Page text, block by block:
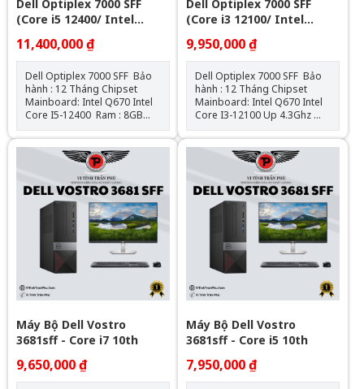
Dell Optiplex 7000 SFF
(Core i5 12400/ Intel
Q670/ 8GB/ 256GB SSD)
11,400,000 ₫
Dell Optiplex 7000 SFF Bảo
hành : 12 Tháng Chipset
Mainboard: Intel Q670 Intel
Core I5-12400 Ram : 8GB
DDR4 SSD : 256GB VGA: Đồ
họa HD Intel® 730 Hệ điều
hành: Chưa Bao Gồm
Dell Optiplex 7000 SFF
(Core i3 12100/ Intel
Q670/ 8GB/ 256GB SSD)
9,950,000 ₫
Dell Optiplex 7000 SFF Bảo
hành : 12 Tháng Chipset
Mainboard: Intel Q670 Intel
Core I3-12100 Up 4.3Ghz
Ram : 8GB DDR4 SSD
: 256GB VGA: Đồ họa HD
Intel® 730 Hệ điều hành:
Chưa Bao Gồm
Máy Bộ Dell Vostro
3681sff - Core i7 10th
9,650,000 ₫
Máy Bộ Dell Vostro
3681sff - Core i5 10th
7,950,000 ₫